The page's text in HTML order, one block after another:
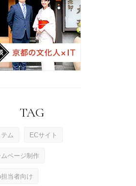
TAG
ム ECサイト
ムページ制作
当者向け